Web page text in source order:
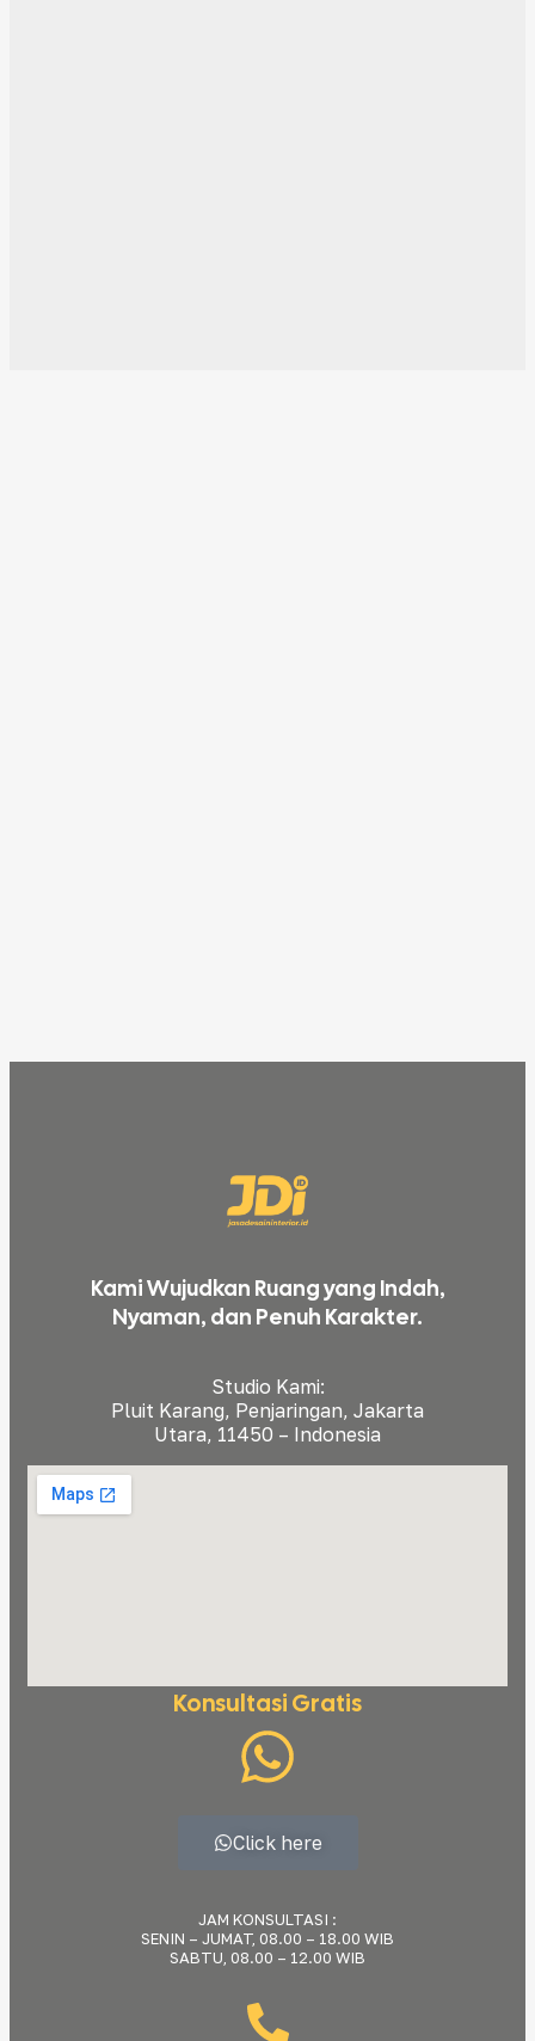
Kami Wujudkan Ruang yang Indah,
Nyaman, dan Penuh Karakter.
Studio Kami:
Pluit Karang, Penjaringan, Jakarta
Utara, 11450 – Indonesia
Konsultasi Gratis
Click here
JAM KONSULTASI :
SENIN – JUMAT, 08.00 – 18.00 WIB
SABTU, 08.00 – 12.00 WIB